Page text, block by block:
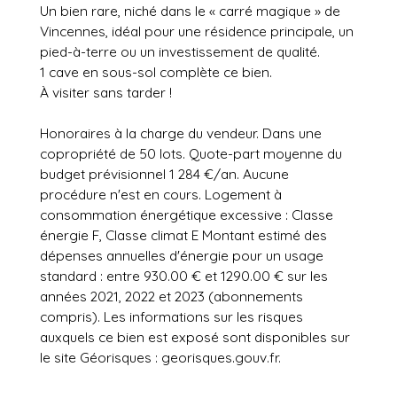
Un bien rare, niché dans le « carré magique » de
Vincennes, idéal pour une résidence principale, un
pied-à-terre ou un investissement de qualité.
1 cave en sous-sol complète ce bien.
À visiter sans tarder !
Honoraires à la charge du vendeur. Dans une
copropriété de 50 lots. Quote-part moyenne du
budget prévisionnel 1 284 €/an. Aucune
procédure n'est en cours. Logement à
consommation énergétique excessive : Classe
énergie F, Classe climat E Montant estimé des
dépenses annuelles d'énergie pour un usage
standard : entre 930.00 € et 1290.00 € sur les
années 2021, 2022 et 2023 (abonnements
compris). Les informations sur les risques
auxquels ce bien est exposé sont disponibles sur
le site Géorisques : georisques.gouv.fr.